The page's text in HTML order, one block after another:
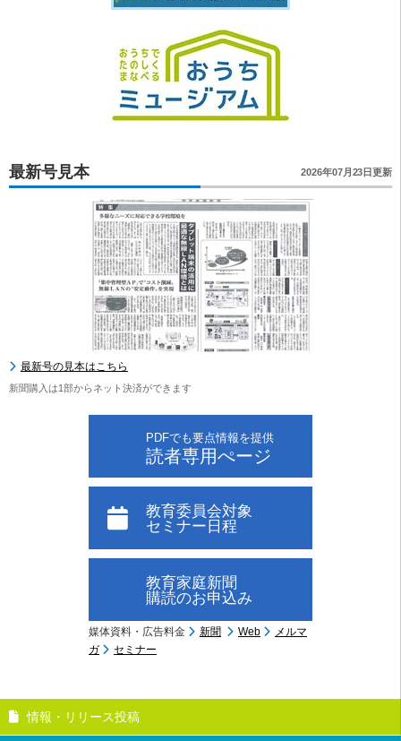
最新号見本 2026年07月23日更新
最新号の見本はこちら
新聞購入は1部からネット決済ができます
PDFでも要点情報を提供
読者専用ぺージ
教育委員会対象
セミナー日程
教育家庭新聞
購読のお申込み
媒体資料・広告料金 新聞 Web
メルマ
ガ
セミナー
情報・リリース投稿